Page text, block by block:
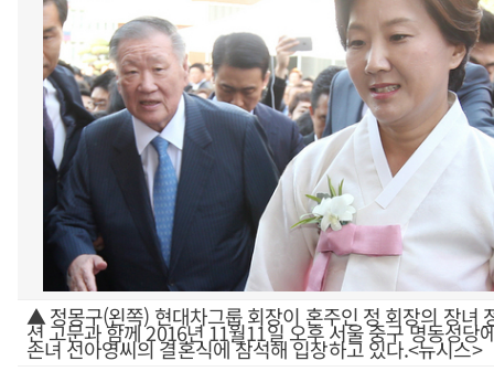
▲ 정몽구(왼쪽) 현대차그룹 회장이 혼주인 정 회장의 장녀
션 고문과 함께 2016년 11월11일 오후 서울 중구 명동성당
손녀 선아영씨의 결혼식에 참석해 입장하고 있다.<뉴시스>